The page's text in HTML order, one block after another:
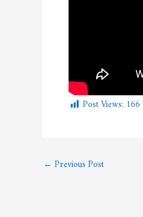
Post Views:166
←Previous Post